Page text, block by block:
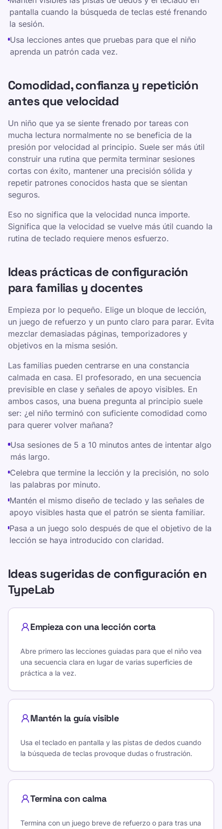
pantalla cuando la búsqueda de teclas esté frenando
la sesión.
Usa lecciones antes que pruebas para que el niño
aprenda un patrón cada vez.
Comodidad, confianza y repetición
antes que velocidad
Un niño que ya se siente frenado por tareas con
mucha lectura normalmente no se beneficia de la
presión por velocidad al principio. Suele ser más útil
construir una rutina que permita terminar sesiones
cortas con éxito, mantener una precisión sólida y
repetir patrones conocidos hasta que se sientan
seguros.
Eso no significa que la velocidad nunca importe.
Significa que la velocidad se vuelve más útil cuando la
rutina de teclado requiere menos esfuerzo.
Ideas prácticas de configuración
para familias y docentes
Empieza por lo pequeño. Elige un bloque de lección,
un juego de refuerzo y un punto claro para parar. Evita
mezclar demasiadas páginas, temporizadores y
objetivos en la misma sesión.
Las familias pueden centrarse en una constancia
calmada en casa. El profesorado, en una secuencia
previsible en clase y señales de apoyo visibles. En
ambos casos, una buena pregunta al principio suele
ser: ¿el niño terminó con suficiente comodidad como
para querer volver mañana?
Usa sesiones de 5 a 10 minutos antes de intentar algo
más largo.
Celebra que termine la lección y la precisión, no solo
las palabras por minuto.
Mantén el mismo diseño de teclado y las señales de
apoyo visibles hasta que el patrón se sienta familiar.
Pasa a un juego solo después de que el objetivo de la
lección se haya introducido con claridad.
Ideas sugeridas de configuración en
TypeLab
Empieza con una lección corta
Abre primero las lecciones guiadas para que el niño vea
una secuencia clara en lugar de varias superficies de
práctica a la vez.
Mantén la guía visible
Usa el teclado en pantalla y las pistas de dedos cuando
la búsqueda de teclas provoque dudas o frustración.
Termina con calma
Termina con un juego breve de refuerzo o para tras una